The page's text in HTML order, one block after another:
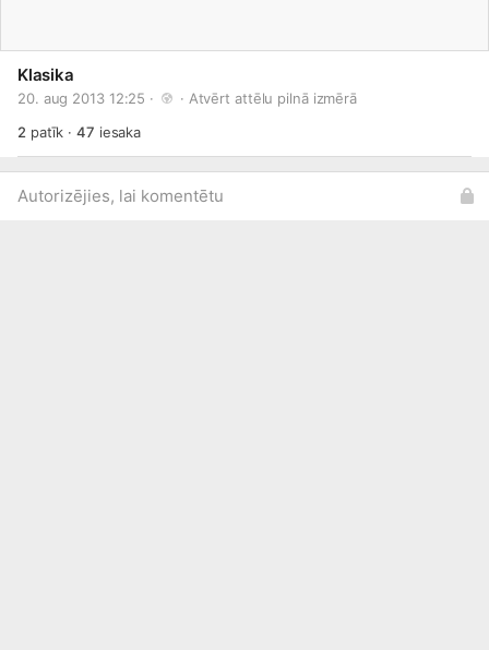
Klasika
20. aug 2013 12:25 · · Atvērt attēlu pilnā izmērā
2 patīk ·47 iesaka
Autorizējies, lai komentētu